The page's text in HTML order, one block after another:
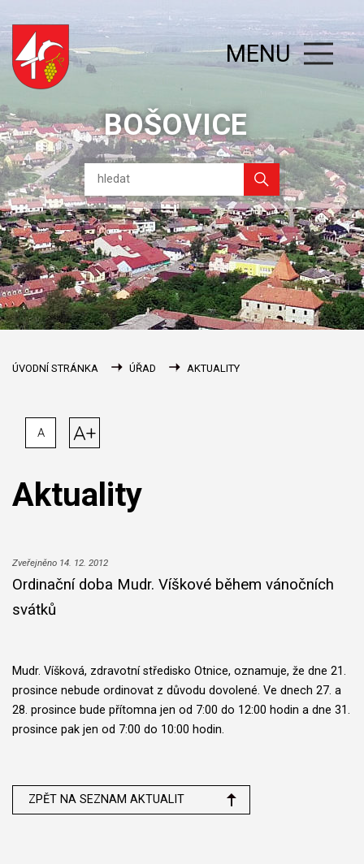
BOŠOVICE
MENU
ÚVODNÍ STRÁNKA ÚŘAD AKTUALITY
A A+
Aktuality
Zveřejněno 14. 12. 2012
Ordinační doba Mudr. Víškové během vánočních
svátků
Mudr. Víšková, zdravotní středisko Otnice, oznamuje, že dne 21.
prosince nebude ordinovat z důvodu dovolené. Ve dnech 27. a
28. prosince bude přítomna jen od 7:00 do 12:00 hodin a dne 31.
prosince pak jen od 7:00 do 10:00 hodin.
ZPĚT NA SEZNAM AKTUALIT